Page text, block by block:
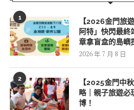
1
【2026金門旅
阿特」快閃最終
章拿盲盒的島嶼
2026 年 7 月 8 日
2
【2025金門中
略｜親子旅遊必
博！